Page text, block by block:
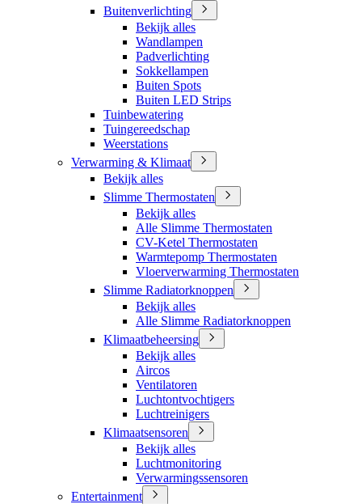
Buitenverlichting
Bekijk alles
Wandlampen
Padverlichting
Sokkellampen
Buiten Spots
Buiten LED Strips
Tuinbewatering
Tuingereedschap
Weerstations
Verwarming & Klimaat
Bekijk alles
Slimme Thermostaten
Bekijk alles
Alle Slimme Thermostaten
CV-Ketel Thermostaten
Warmtepomp Thermostaten
Vloerverwarming Thermostaten
Slimme Radiatorknoppen
Bekijk alles
Alle Slimme Radiatorknoppen
Klimaatbeheersing
Bekijk alles
Aircos
Ventilatoren
Luchtontvochtigers
Luchtreinigers
Klimaatsensoren
Bekijk alles
Luchtmonitoring
Verwarmingssensoren
Entertainment